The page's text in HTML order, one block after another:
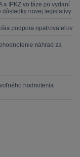
a IPKZ vo fáze po vydaní
novej legislatívy
podpora opatrovateľov
náhrad za
hodnotenia